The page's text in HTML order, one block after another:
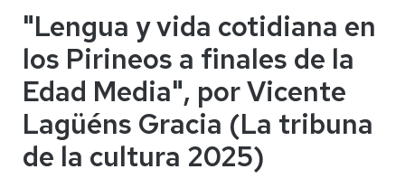
"Lengua y vida cotidiana en
los Pirineos a finales de la
Edad Media", por Vicente
Lagüéns Gracia (La tribuna
de la cultura 2025)